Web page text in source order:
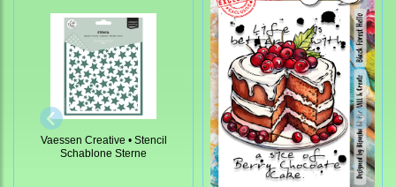
Vaessen Creative • Stencil
Schablone Sterne